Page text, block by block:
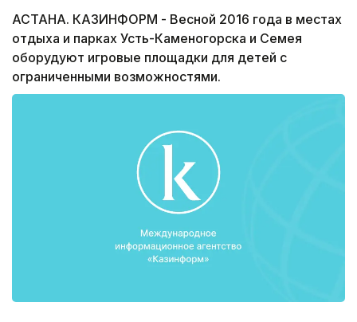
АСТАНА. КАЗИНФОРМ - Весной 2016 года в местах
отдыха и парках Усть-Каменогорска и Семея
оборудуют игровые площадки для детей с
ограниченными возможностями.